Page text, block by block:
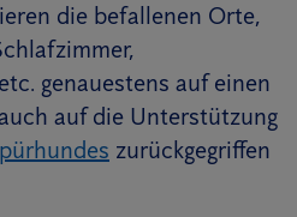
die befallenen Orte,
genauestens auf einen
auf die Unterstützung
zurückgegriffen